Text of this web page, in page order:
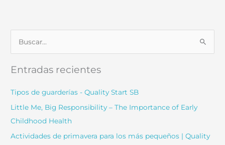
a
r
:
Entradas recientes
Tipos de guarderías - Quality Start SB
Little Me, Big Responsibility – The Importance of Early
Childhood Health
Actividades de primavera para los más pequeños | Quality